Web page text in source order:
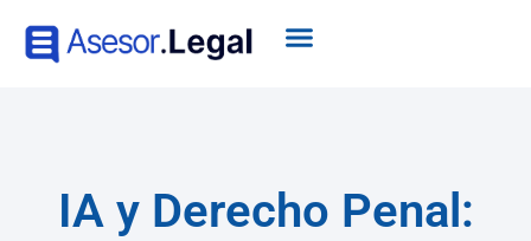
IA y Derecho Penal: